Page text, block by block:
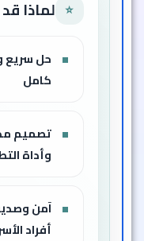
⭐ لماذا
حل سريع
كامل
تصميم
وأداة
آمن
أفراد